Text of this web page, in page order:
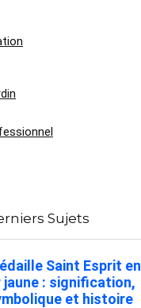
Sujets
Saint Esprit en
jaune : signification,
et histoire